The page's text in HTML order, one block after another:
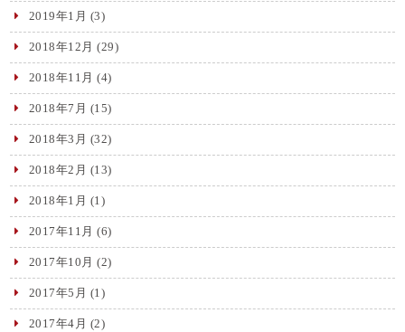
2019年1月 (3)
2018年12月 (29)
2018年11月 (4)
2018年7月 (15)
2018年3月 (32)
2018年2月 (13)
2018年1月 (1)
2017年11月 (6)
2017年10月 (2)
2017年5月 (1)
2017年4月 (2)